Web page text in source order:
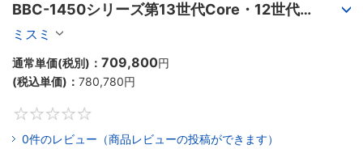
BBC-1450シリーズ第13世代Core・12世代
Celeron対応小型フロアマウント4PCIe
ミスミ
通常単価(税別)： 709,800円
(税込単価)： 780,780円
0件のレビュー（商品レビューの投稿ができます）